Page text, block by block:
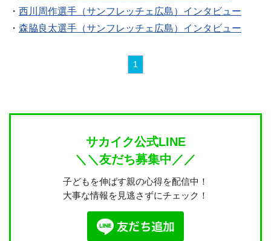
・ 西川周作選手（サンフレッチェ広島）インタビュー
・ 森脇良太選手（サンフレッチェ広島）インタビュー
1
サカイク公式LINE
＼＼友だち募集中／／
子どもを伸ばす親の心得を配信中！
大事な情報を見逃さずにチェック！